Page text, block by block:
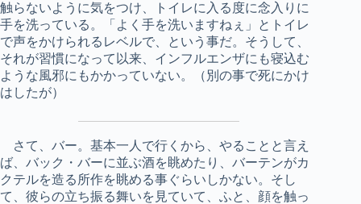
触らないように気をつけ、トイレに入る度に念入りに
手を洗っている。「よく手を洗いますねぇ」とトイレ
で声をかけられるレベルで、という事だ。そうして、
それが習慣になって以来、インフルエンザにも寝込む
ような風邪にもかかっていない。（別の事で死にかけ
はしたが）
さて、バー。基本一人で行くから、やることと言え
ば、バック・バーに並ぶ酒を眺めたり、バーテンがカ
クテルを造る所作を眺める事ぐらいしかない。そし
て、彼らの立ち振る舞いを見ていて、ふと、顔を触っ